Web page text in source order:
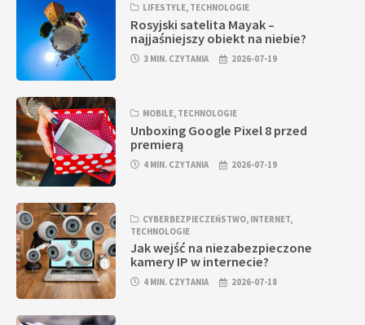
LIFESTYLE, TECHNOLOGIE
Rosyjski satelita Mayak –
najjaśniejszy obiekt na niebie?
3 MIN. CZYTANIA 2026-07-19
MOBILE, TECHNOLOGIE
Unboxing Google Pixel 8 przed
premierą
4 MIN. CZYTANIA 2026-07-19
CYBERBEZPIECZEŃSTWO, INTERNET,
TECHNOLOGIE
Jak wejść na niezabezpieczone
kamery IP w internecie?
4 MIN. CZYTANIA 2026-07-18